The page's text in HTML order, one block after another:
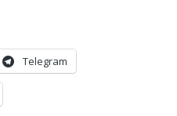
Telegram